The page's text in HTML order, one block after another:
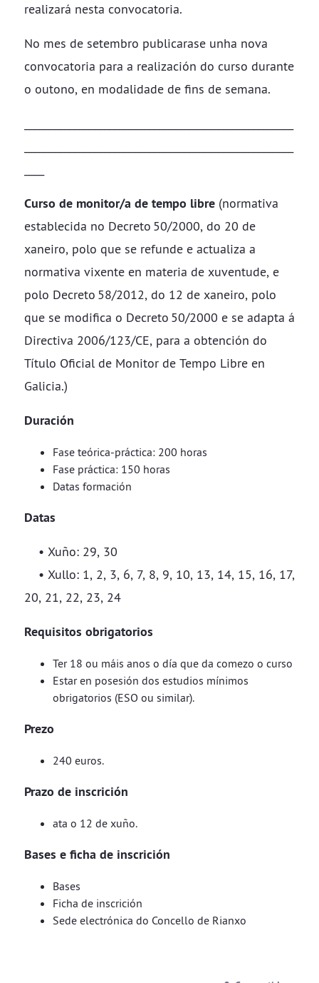
realizará nesta convocatoria.​​​​​​​
No mes de setembro publicarase unha nova
convocatoria para a realización do curso durante
o outono, en modalidade de fins de semana.
Curso de monitor/a de tempo libre (normativa
establecida no Decreto 50/2000, do 20 de
xaneiro, polo que se refunde e actualiza a
normativa vixente en materia de xuventude, e
polo Decreto 58/2012, do 12 de xaneiro, polo
que se modifica o Decreto 50/2000 e se adapta á
Directiva 2006/123/CE, para a obtención do
Título Oficial de Monitor de Tempo Libre en
Galicia.)
Duración
Fase teórica-práctica: 200 horas
Fase práctica: 150 horas
Datas formación
Datas
• Xuño: 29, 30
• Xullo: 1, 2, 3, 6, 7, 8, 9, 10, 13, 14, 15, 16, 17,
20, 21, 22, 23, 24
Requisitos obrigatorio​​​​​​​s
Ter 18 ou máis anos o día que da comezo o curso
Estar en posesión dos estudios mínimos
obrigatorios (ESO ou similar).
Prezo
240 euros.
Prazo de inscrición
ata o 12 de xuño.
Bases e ficha de inscrición
Bases
Ficha de inscrición
Sede electrónica do Concello de Rianxo